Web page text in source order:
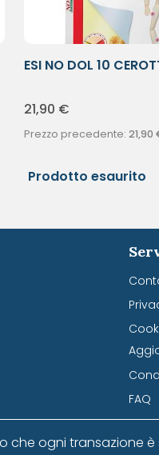
ESI NO DOL 10
21,90 €
Prezzo precedente: 21,90
Prodotto esaurito
FAQ
ogni transazione è